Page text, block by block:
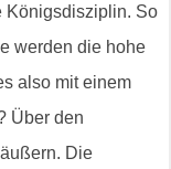
Königsdisziplin. So
werden die hohe
also mit einem
Über den
Die